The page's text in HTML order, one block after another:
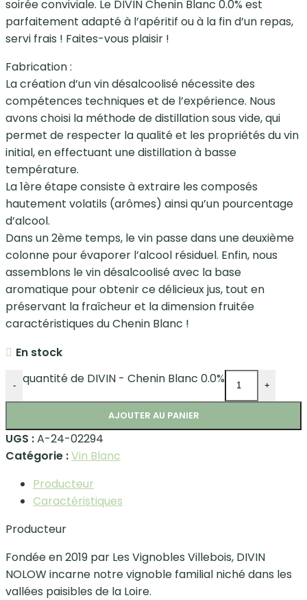
soirée conviviale. Le DIVIN Chenin Blanc 0.0% est
parfaitement adapté à l’apéritif ou à la fin d’un repas,
servi frais ! Faites-vous plaisir !
Fabrication :
La création d’un vin désalcoolisé nécessite des
compétences techniques et de l’expérience. Nous
avons choisi la méthode de distillation sous vide, qui
permet de respecter la qualité et les propriétés du vin
initial, en effectuant une distillation à basse
température.
La 1ère étape consiste à extraire les composés
hautement volatils (arômes) ainsi qu’un pourcentage
d’alcool.
Dans un 2ème temps, le vin passe dans une deuxième
colonne pour évaporer l’alcool résiduel. Enfin, nous
assemblons le vin désalcoolisé avec la base
aromatique pour obtenir ce délicieux jus, tout en
préservant la fraîcheur et la dimension fruitée
caractéristiques du Chenin Blanc !
En stock
- quantité de DIVIN - Chenin Blanc 0.0% +
AJOUTER AU PANIER
UGS :A-24-02294
Catégorie :Vin Blanc
Producteur
Caractéristiques
Producteur
Fondée en 2019 par Les Vignobles Villebois, DIVIN
NOLOW incarne notre vignoble familial niché dans les
vallées paisibles de la Loire.